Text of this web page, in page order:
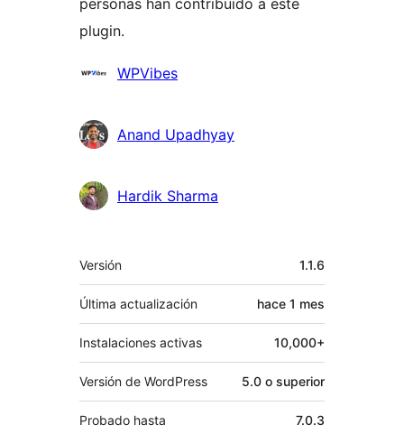
personas han contribuido a este
plugin.
Colaboradores
WPVibes
Anand Upadhyay
Hardik Sharma
Meta
Versión 1.1.6
Última actualización hace 1 mes
Instalaciones activas 10,000+
Versión de WordPress 5.0 o superior
Probado hasta 7.0.3